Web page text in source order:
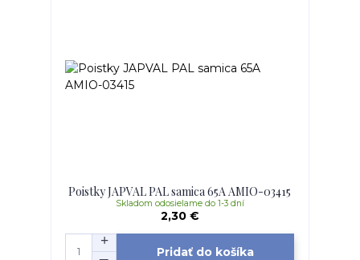
Poistky JAPVAL PAL samica 65A AMIO-03415
2,30 €
Skladom odosielame do 1-3 dní
Pridať do košíka